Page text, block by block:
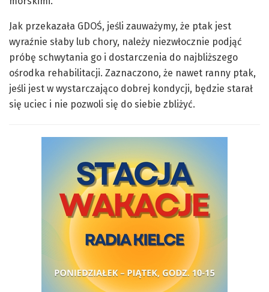
Jak przekazała GDOŚ, jeśli zauważymy, że ptak jest
wyraźnie słaby lub chory, należy niezwłocznie podjąć
próbę schwytania go i dostarczenia do najbliższego
ośrodka rehabilitacji. Zaznaczono, że nawet ranny ptak,
jeśli jest w wystarczająco dobrej kondycji, będzie starał
się uciec i nie pozwoli się do siebie zbliżyć.